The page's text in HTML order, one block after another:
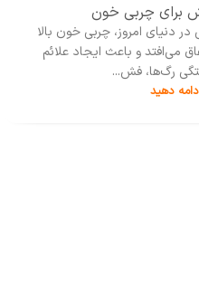
برای چربی خون
دنیای امروز، چربی خون بالا
می‌افتد و باعث ایجاد علائم
رگ‌ها، فش...
دهید